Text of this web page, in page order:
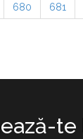
680 681